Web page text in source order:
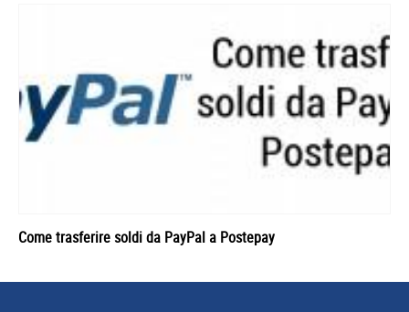
Come trasferire soldi da PayPal a Postepay